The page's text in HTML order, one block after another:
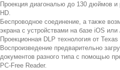
Проекция диагональю до 130 дюймов и
HD.
Беспроводное соединение, а также
экрана с устройствами на базе iOS или
Проекционная DLP технология от
Воспроизведение предварительно
документов разного типа с помощью
PC-Free Reader.